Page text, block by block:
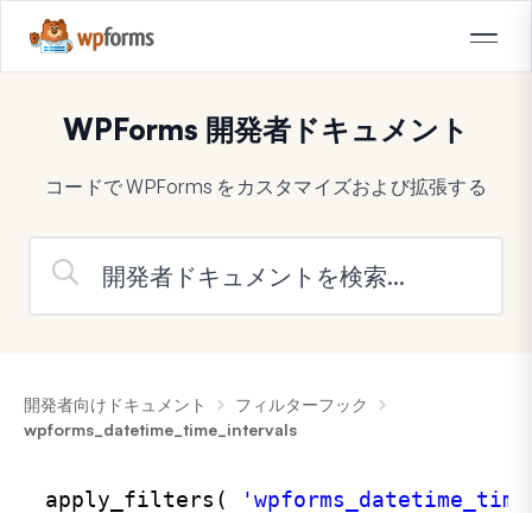
WPForms 開発者ドキュメント
コードで WPForms をカスタマイズおよび拡張する
開発者向けドキュメント
フィルターフック
wpforms_datetime_time_intervals
apply_filters(